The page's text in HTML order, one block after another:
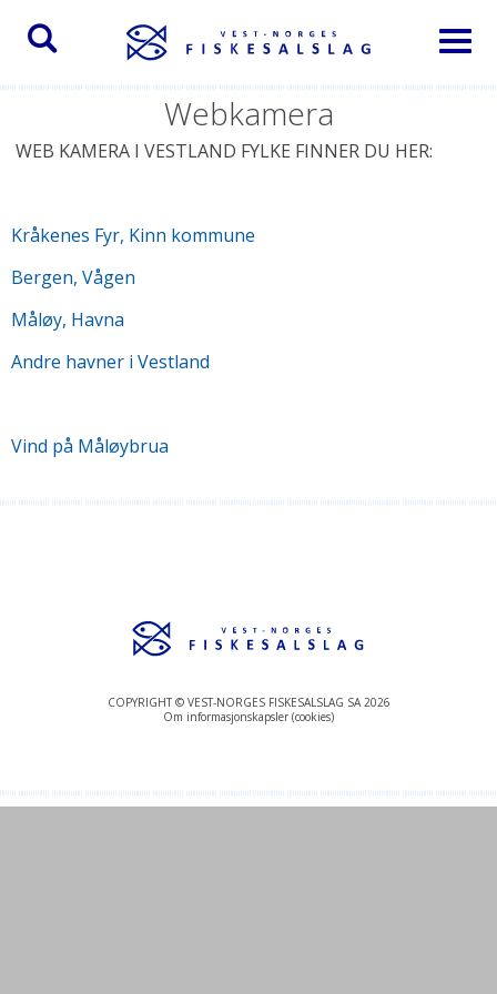
Toggle
Webkamera
WEB KAMERA I VESTLAND FYLKE FINNER DU HER:
Kråkenes Fyr, Kinn kommune
Bergen, Vågen
Måløy, Havna
Andre havner i Vestland
Vind på Måløybrua
COPYRIGHT © VEST-NORGES FISKESALSLAG SA 2026
Om informasjonskapsler (cookies)